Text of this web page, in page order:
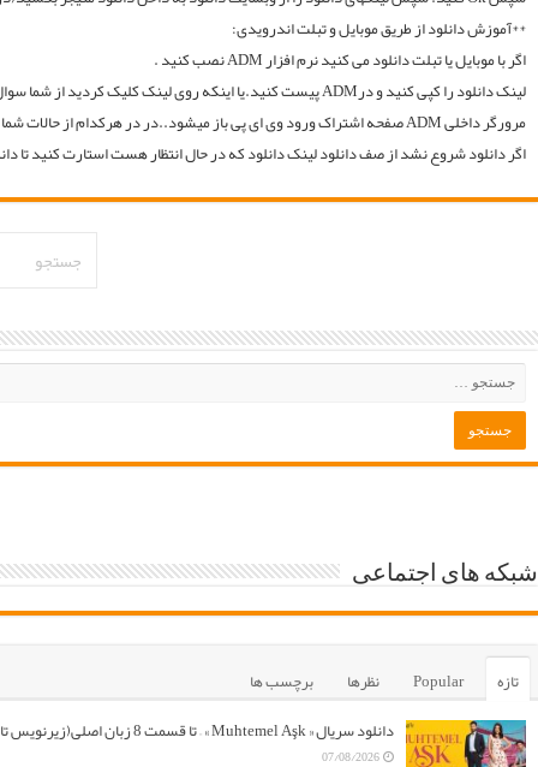
لینک دانلود را کپی کنید و درADM پیست کنید.یا اینکه روی لینک کلیک کردید از شما سوال میکند با چه اپی دانلود شود و شما ADM را انتخاب میکنید.. سپس خود اپ از شما یوزر و پسوورد را سوال میکند یا در